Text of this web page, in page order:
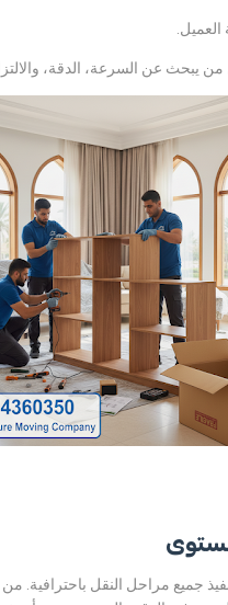
العميل.
يبحث عن السرعة، الدقة،
جميع مراحل النقل باحترافية.